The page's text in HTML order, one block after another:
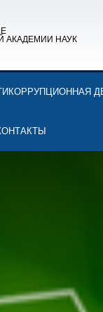
АКАДЕМИИ НАУК